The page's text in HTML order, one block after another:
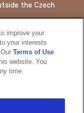
the Czech
Company.
improve your
your interests
OurTerms of Use
website. You
time.